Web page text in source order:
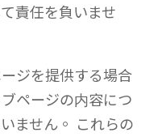
責任を負いませ
ジを提供する場合
ページの内容につ
ません。 これらの